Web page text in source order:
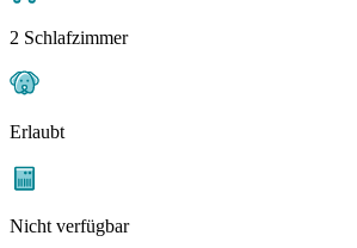
2 Schlafzimmer
Erlaubt
Nicht verfügbar